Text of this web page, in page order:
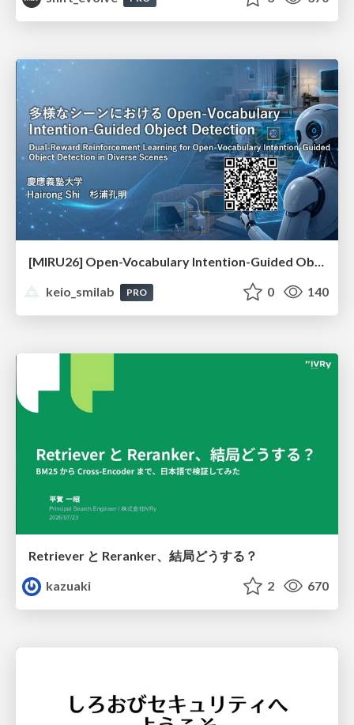
[MIRU26] Open-Vocabulary Intention-Guided Object Detection in Diverse Scenes
keio_smilab
PRO 0 140
Retriever と Reranker、結局どうする？
kazuaki
2 670